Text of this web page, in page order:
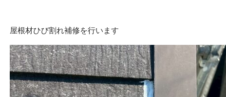
屋根材ひび割れ補修を行います